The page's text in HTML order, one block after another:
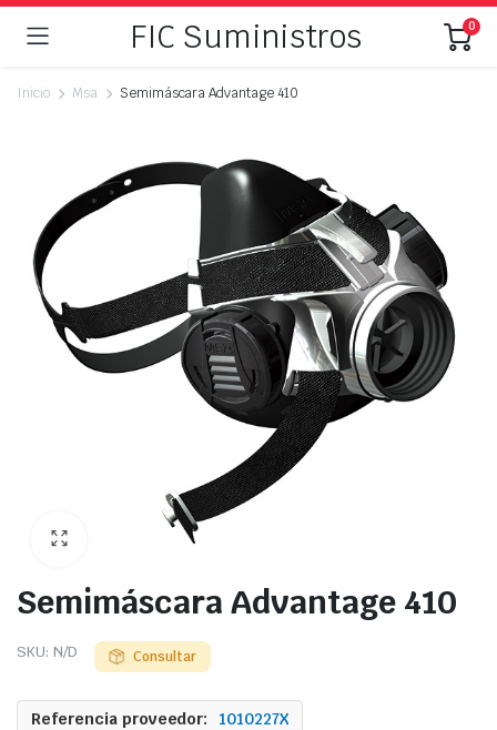
FIC Suministros 0
Inicio Msa Semimáscara Advantage 410
Semimáscara Advantage 410
SKU: N/D Consultar
Referencia proveedor: 1010227X